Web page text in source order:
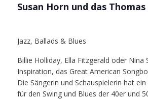
Susan Horn und das
Jazz, Ballads & Blues
Billie Holliday, Ella Fitzgerald oder Nina
Inspiration, das Great American
Die Sängerin und Schauspielerin hat
für den Swing und Blues der 40er und